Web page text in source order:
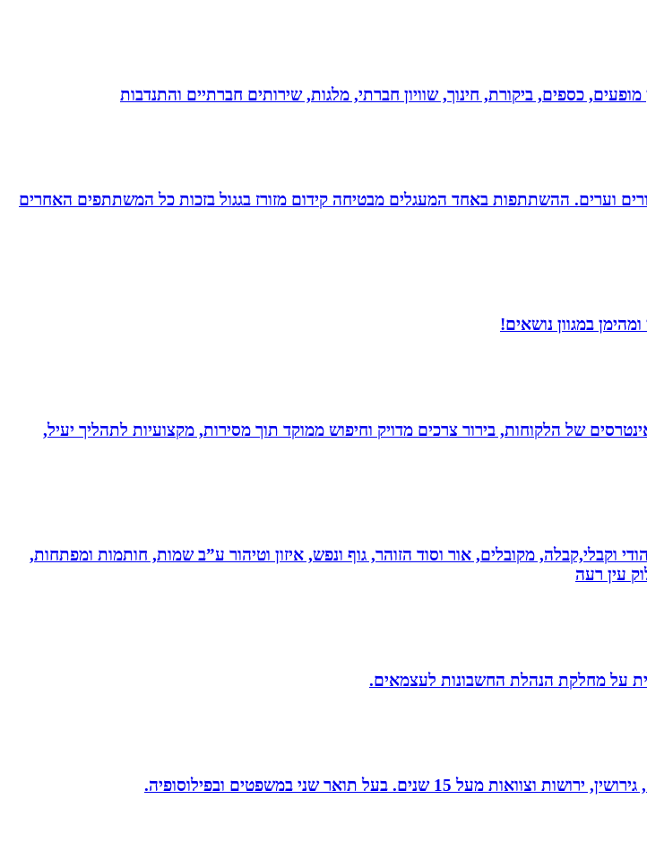
כספים, ביקורת, חינוך, שוויון חברתי, מלגות, שירותים חברתיים והתנדבות
וערים. ההשתתפות באחד המעגלים מבטיחה קידום מזורז בגגול בזכות כל המשתתפים האחרים
במגוון נושאים!
של הלקוחות, בירור צרכים מדויק וחיפוש ממוקד תוך מסירות, מקצועיות לתהליך יעיל,
וקבלי,קבלה, מקובלים, אור וסוד הזוהר, גוף ונפש, איזון וטיהור ע”ב שמות, חותמות ומפתחות,
עין רעה
על מחלקת הנהלת החשבונות לעצמאים.
בעל תואר שני במשפטים ובפילוסופיה.